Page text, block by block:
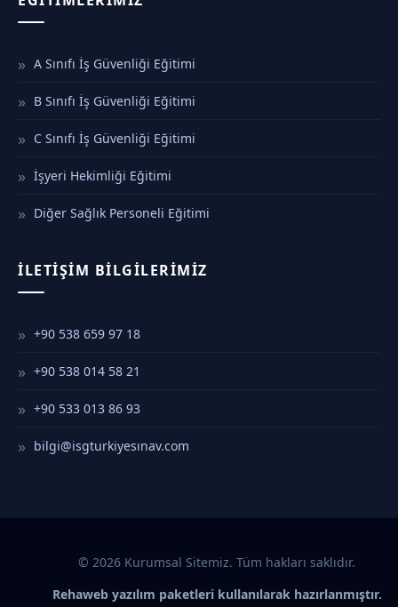
A Sınıfı İş Güvenliği Eğitimi
B Sınıfı İş Güvenliği Eğitimi
C Sınıfı İş Güvenliği Eğitimi
İşyeri Hekimliği Eğitimi
Diğer Sağlık Personeli Eğitimi
İLETIŞIM BILGILERIMIZ
+90 538 659 97 18
+90 538 014 58 21
+90 533 013 86 93
bilgi@isgturkiyesınav.com
© 2026 Kurumsal Sitemiz. Tüm hakları saklıdır.
Rehaweb yazılım paketleri kullanılarak hazırlanmıştır.